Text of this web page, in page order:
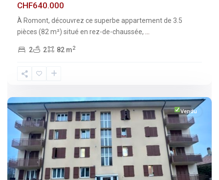
CHF640.000
À Romont, découvrez ce superbe appartement de 3.5
pièces (82 m²) situé en rez-de-chaussée,
2 2 82 m2
Fribourg
Vendu